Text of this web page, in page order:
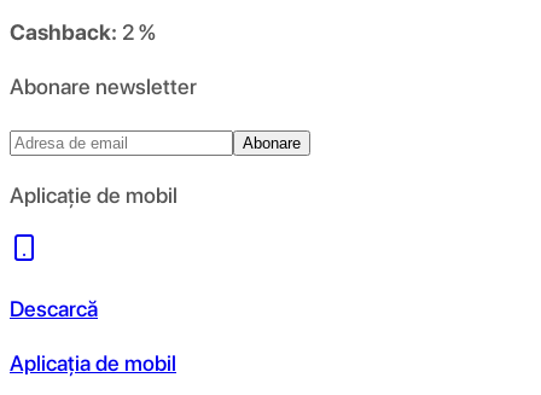
Cashback: 2 %
Abonare newsletter
Abonare
Aplicație de mobil
Descarcă
Aplicația de mobil